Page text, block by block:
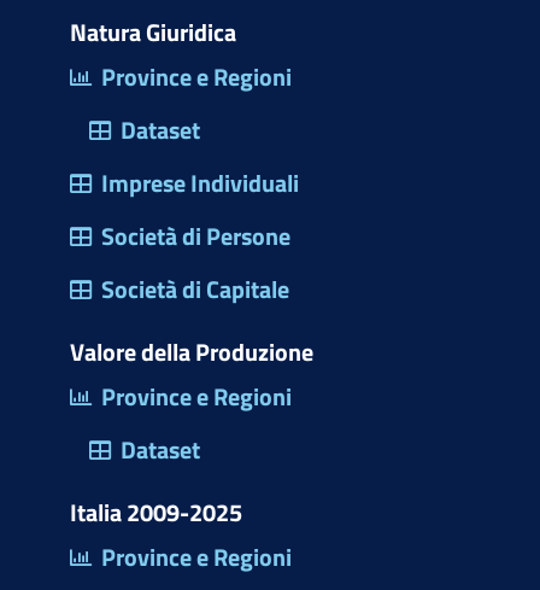
r
a
d
a
l
g
o
Natura Giuridica
Province e Regioni
Dataset
Imprese Individuali
Società di Persone
Società di Capitale
Valore della Produzione
Province e Regioni
Dataset
Italia 2009-2025
Province e Regioni